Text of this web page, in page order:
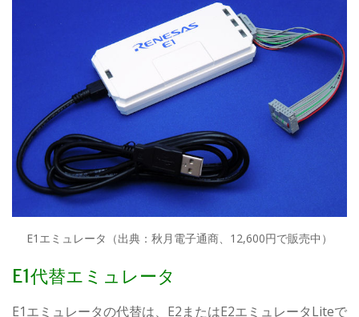
E1エミュレータ（出典：秋月電子通商、12,600円で販売中）
E1代替エミュレータ
E1エミュレータの代替は、E2またはE2エミュレータLiteで